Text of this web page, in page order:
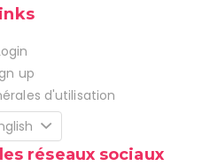
up
d'utilisation
réseaux sociaux